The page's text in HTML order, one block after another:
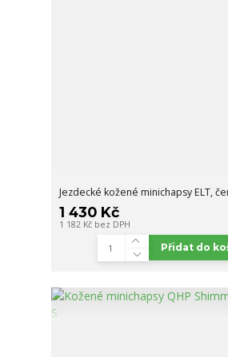
Jezdecké kožené minichapsy ELT,
1 430 Kč
1 182 Kč bez DPH
Přidat do